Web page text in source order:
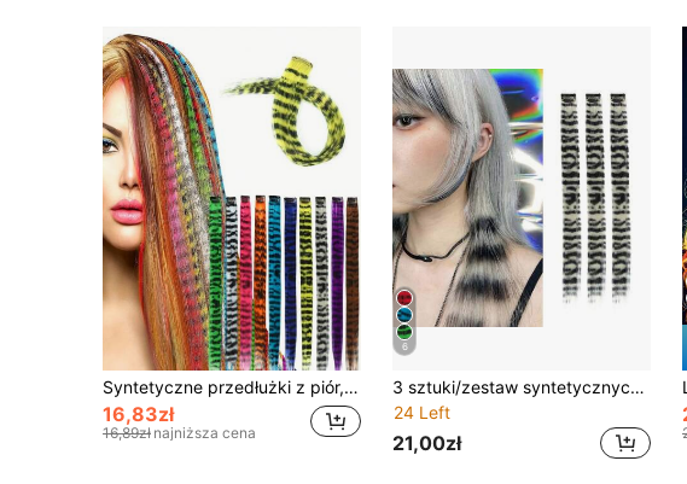
Syntetyczne przedłużki z piór, kolorowe peruki doczepiane, odpowiednie na imprezy cosplay dla kobiet, w stylu Y2K, odpowiednie dla początkujących, doskonały wybór na prezent świąteczny
16,83zł
16,89zł najniższa cena
6
3 sztuki/zestaw syntetycznych doczepianych włosów dla kobiet, długie proste tęczowe pasiaste włosy z piór zebry, na Halloween, do codziennego noszenia, na imprezę
24 Left
21,00zł